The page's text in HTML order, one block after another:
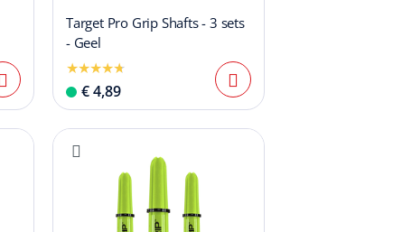
Target Pro Grip Shafts - 3 sets
- Geel
€ 4,89